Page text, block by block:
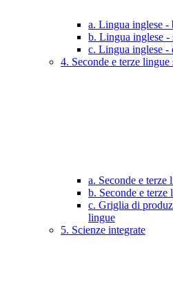
a. Lingua inglese -
b. Lingua inglese -
c. Lingua inglese -
4. Seconde e terze lingue
a. Seconde e terze
b. Seconde e terze
c. Griglia di
lingue
5. Scienze integrate